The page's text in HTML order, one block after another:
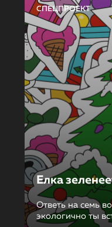
СПЕЦПРОЕКТ
Елка
Ответь на семь
экологично ты